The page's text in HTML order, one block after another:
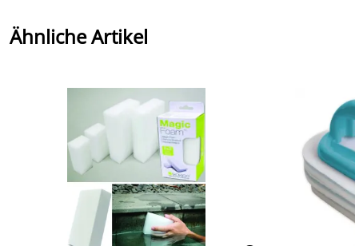
Ähnliche Artikel